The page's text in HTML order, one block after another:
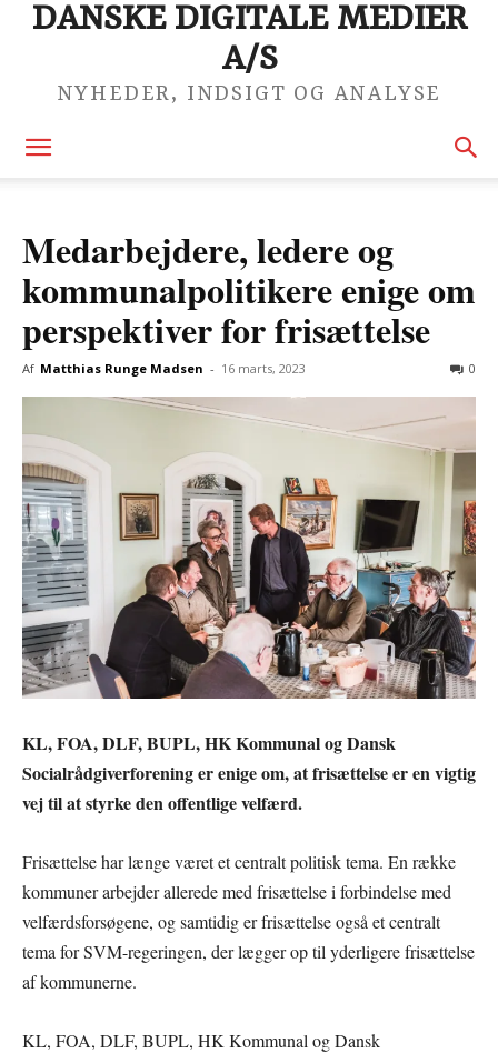
DANSKE DIGITALE MEDIER
A/S
NYHEDER, INDSIGT OG ANALYSE
Medarbejdere, ledere og
kommunalpolitikere enige om
perspektiver for frisættelse
Af Matthias Runge Madsen - 16 marts, 2023 0
KL, FOA, DLF, BUPL, HK Kommunal og Dansk
Socialrådgiverforening er enige om, at frisættelse er en vigtig
vej til at styrke den offentlige velfærd.
Frisættelse har længe været et centralt politisk tema. En række
kommuner arbejder allerede med frisættelse i forbindelse med
velfærdsforsøgene, og samtidig er frisættelse også et centralt
tema for SVM-regeringen, der lægger op til yderligere frisættelse
af kommunerne.
KL, FOA, DLF, BUPL, HK Kommunal og Dansk